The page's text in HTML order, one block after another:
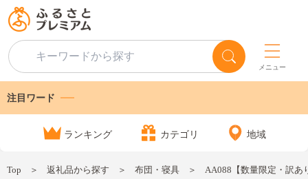
メニュー
注目ワード
ランキング カテゴリ 地域
Top 返礼品から探す 布団・寝具 AA088【数量限定・訳